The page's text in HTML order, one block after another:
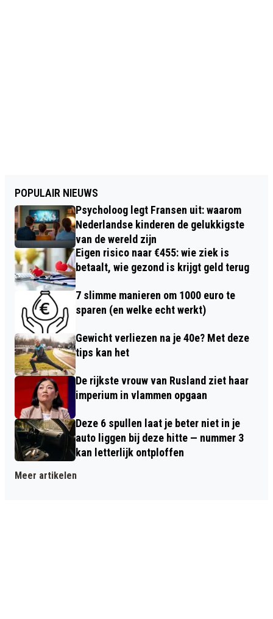
POPULAIR NIEUWS
Psycholoog legt Fransen uit: waarom
Nederlandse kinderen de gelukkigste
van de wereld zijn
Eigen risico naar €455: wie ziek is
betaalt, wie gezond is krijgt geld terug
7 slimme manieren om 1000 euro te
sparen (en welke echt werkt)
Gewicht verliezen na je 40e? Met deze
tips kan het
De rijkste vrouw van Rusland ziet haar
imperium in vlammen opgaan
Deze 6 spullen laat je beter niet in je
auto liggen bij deze hitte — nummer 3
kan letterlijk ontploffen
Meer artikelen